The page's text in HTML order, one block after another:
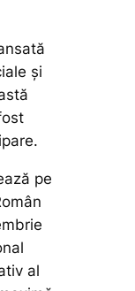
și
pe
al